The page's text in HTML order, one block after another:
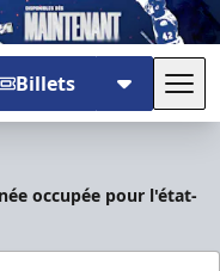
Billets
occupée pour l'état-